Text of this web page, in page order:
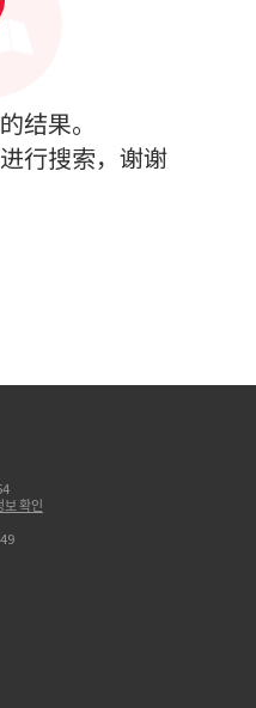
结果。
行搜索，谢谢
보 확인